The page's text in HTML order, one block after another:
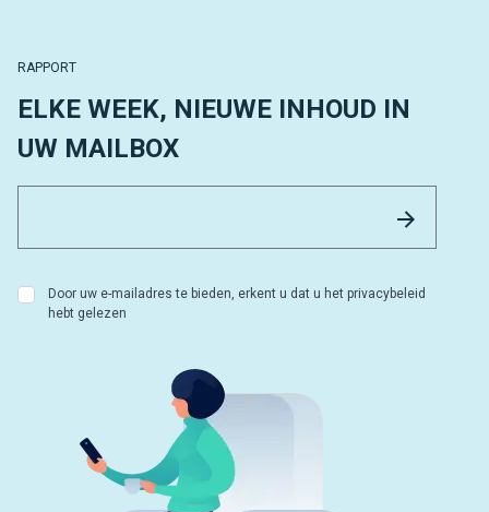
RAPPORT
ELKE WEEK, NIEUWE INHOUD IN
UW MAILBOX
Door uw e-mailadres te bieden, erkent u dat u het privacybeleid
hebt gelezen